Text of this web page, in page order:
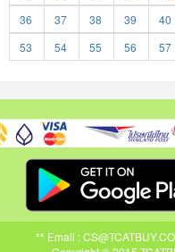
36
37 38 39
40
53
54 55 56 57
** Email :